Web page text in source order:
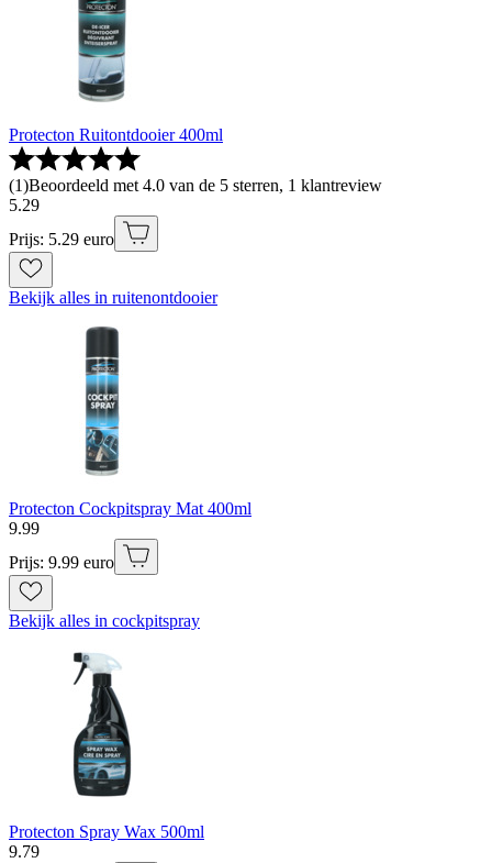
Protecton Ruitontdooier 400ml
(1)Beoordeeld met 4.0 van de 5 sterren, 1 klantreview
5.29
Prijs: 5.29 euro
Bekijk alles in ruitenontdooier
Protecton Cockpitspray Mat 400ml
9.99
Prijs: 9.99 euro
Bekijk alles in cockpitspray
Protecton Spray Wax 500ml
9.79